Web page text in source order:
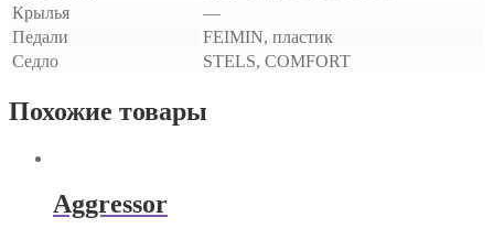
Крылья
—
Педали
FEIMIN, пластик
Седло
STELS, COMFORT
Похожие товары
Aggressor